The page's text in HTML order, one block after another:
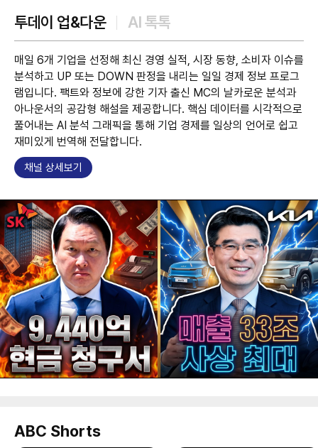
투데이 업&다운 AI 톡톡
매일 6개 기업을 선정해 최신 경영 실적, 시장 동향, 소비자 이슈를
분석하고 UP 또는 DOWN 판정을 내리는 일일 경제 정보 프로그
램입니다. 팩트와 정보에 강한 기자 출신 MC의 날카로운 분석과
아나운서의 공감형 해설을 제공합니다. 핵심 데이터를 시각적으로
풀어내는 AI 분석 그래픽을 통해 기업 경제를 일상의 언어로 쉽고
재미있게 번역해 전달합니다.
채널 상세보기
ABC Shorts